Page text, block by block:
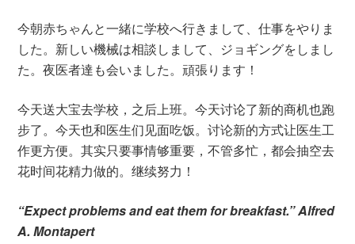
今朝赤ちゃんと一緒に学校へ行きまして、仕事をやりま
した。新しい機械は相談しまして、ジョギングをしまし
た。夜医者達も会いました。頑張ります！
今天送大宝去学校，之后上班。今天讨论了新的商机也跑
步了。今天也和医生们见面吃饭。讨论新的方式让医生工
作更方便。其实只要事情够重要，不管多忙，都会抽空去
花时间花精力做的。继续努力！
“Expect problems and eat them for breakfast.” Alfred
A. Montapert